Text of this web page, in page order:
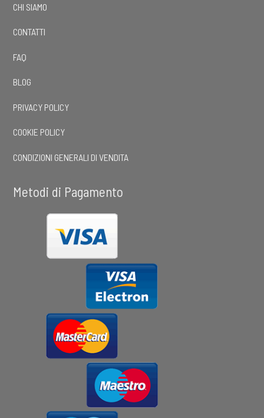
CHI SIAMO
CONTATTI
FAQ
BLOG
PRIVACY POLICY
COOKIE POLICY
CONDIZIONI GENERALI DI VENDITA
Metodi di Pagamento